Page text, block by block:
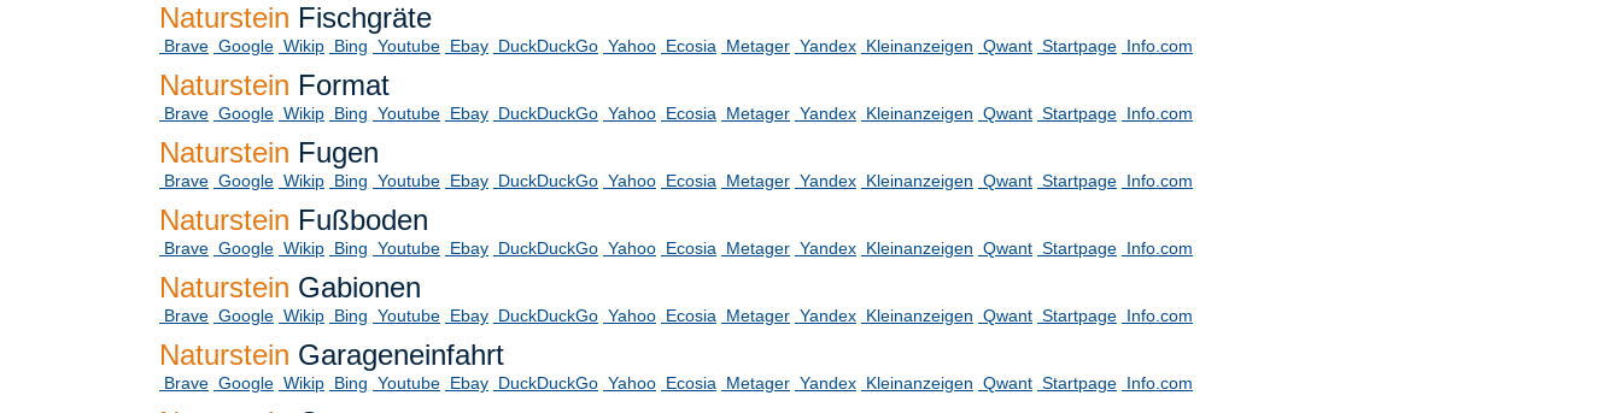
Naturstein Fischgräte
Brave Google Wikip Bing Youtube Ebay DuckDuckGo Yahoo Ecosia Metager Yandex Kleinanzeigen Qwant Startpage Info.com
Naturstein Format
Brave Google Wikip Bing Youtube Ebay DuckDuckGo Yahoo Ecosia Metager Yandex Kleinanzeigen Qwant Startpage Info.com
Naturstein Fugen
Brave Google Wikip Bing Youtube Ebay DuckDuckGo Yahoo Ecosia Metager Yandex Kleinanzeigen Qwant Startpage Info.com
Naturstein Fußboden
Brave Google Wikip Bing Youtube Ebay DuckDuckGo Yahoo Ecosia Metager Yandex Kleinanzeigen Qwant Startpage Info.com
Naturstein Gabionen
Brave Google Wikip Bing Youtube Ebay DuckDuckGo Yahoo Ecosia Metager Yandex Kleinanzeigen Qwant Startpage Info.com
Naturstein Garageneinfahrt
Brave Google Wikip Bing Youtube Ebay DuckDuckGo Yahoo Ecosia Metager Yandex Kleinanzeigen Qwant Startpage Info.com